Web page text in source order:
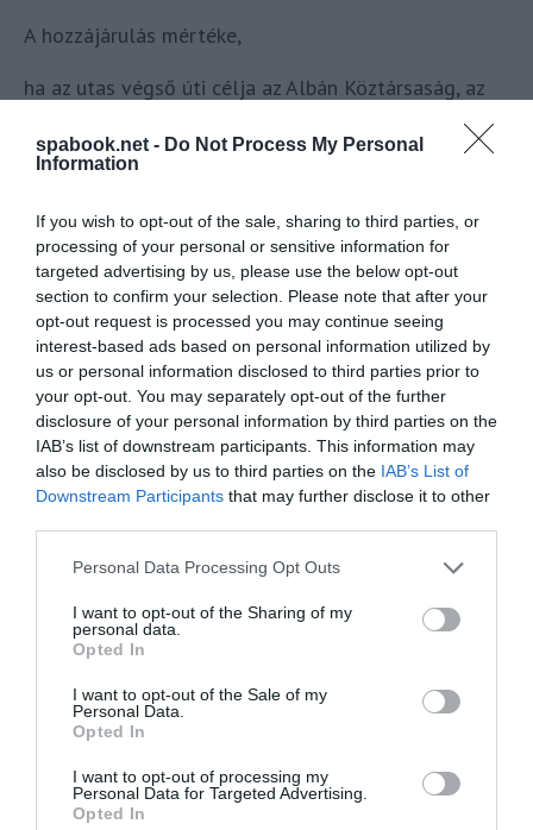
spabook.net - Do Not Process My Personal
Information
If you wish to opt-out of the sale, sharing to third parties, or
processing of your personal or sensitive information for
targeted advertising by us, please use the below opt-out
section to confirm your selection. Please note that after your
opt-out request is processed you may continue seeing
interest-based ads based on personal information utilized by
us or personal information disclosed to third parties prior to
your opt-out. You may separately opt-out of the further
disclosure of your personal information by third parties on the
IAB’s list of downstream participants. This information may
also be disclosed by us to third parties on the IAB’s List of
Downstream Participants that may further disclose it to other
Please note that this website/app uses one or more Google
not limited to your visit or usage behaviour. You may click to
grant or deny consent to Google and its third-party tags to
use your data for below specified purposes in below Google
consent section.
Personal Data Processing Opt Outs
I want to opt-out of the Sharing of my
personal data.
Opted In
I want to opt-out of the Sale of my
Personal Data.
Opted In
I want to opt-out of processing my
Personal Data for Targeted Advertising.
Opted In
A hozzájárulás mértéke,
ha az utas végső úti célja az Albán Köztársaság, az
az Észak-macedón Köztársaság, az Izlandi
Liechtensteini Fejedelemség,
a Moldovai Köztársaság, a Monacói Hercegség,
Montenegró, Nagy-Britannia és Észak-Írország
Egyesült Királysága,
a Norvég Királyság, San Marino Köztársaság, a Svájci
Államszövetség, Szerbia Köztársaság, Ukrajna és az
Európai
Unió területéntalálható, akkor:
10,50 kilogrammnál alacsonyabb egy ülésre jutó
kibocsátási értékkel rendelkező légi
jármű esetén utasonként2700 forint,
10,50 kilogramm vagy annál magasabb és 17,50
kilogrammnál alacsonyabb egy ülésre
jutó kibocsátási értékkel rendelkező légi jármű
esetén utasonként
17,50 kilogramm vagy annál magasabb egy ülésre
jutó kibocsátási értékkel rendelkező légi
Egyéb országokba végső úti céllal repülő